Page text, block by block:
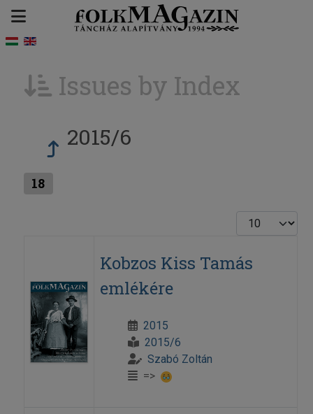
Issues by Index
2015/6
18
Display #
Kobzos Kiss Tamás
emlékére
2015
2015/6
Szabó Zoltán
=>